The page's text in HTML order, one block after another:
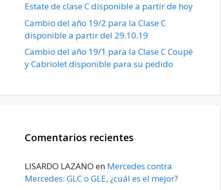
Estate de clase C disponible a partir de hoy
Cambio del año 19/2 para la Clase C
disponible a partir del 29.10.19
Cambio del año 19/1 para la Clase C Coupé
y Cabriolet disponible para su pedido
Comentarios recientes
LISARDO LAZANO en Mercedes contra
Mercedes: GLC o GLE, ¿cuál es el mejor?